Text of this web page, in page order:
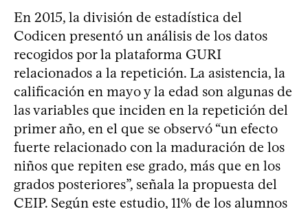
En 2015, la división de estadística del
Codicen presentó un análisis de los datos
recogidos por la plataforma GURI
relacionados a la repetición. La asistencia, la
calificación en mayo y la edad son algunas de
las variables que inciden en la repetición del
primer año, en el que se observó “un efecto
fuerte relacionado con la maduración de los
niños que repiten ese grado, más que en los
grados posteriores”, señala la propuesta del
CEIP. Según este estudio, 11% de los alumnos